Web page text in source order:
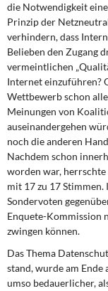
die Notwendigkeit
Prinzip der
verhindern, dass
Belieben den Zugang
vermeintlichen
Internet einzuführen?
Wettbewerb schon
Meinungen von
auseinandergehen
noch die anderen
Nachdem schon
worden war,
mit 17 zu 17
Sondervoten
Enquete-Kommission
zwingen können.
Das Thema
stand, wurde am
umso bedauerlicher,